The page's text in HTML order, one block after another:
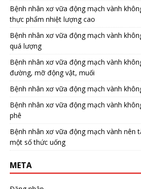
Bệnh nhân xơ vữa động mạch vành
thực phẩm nhiệt lượng cao
Bệnh nhân xơ vữa động mạch vành
quá lượng
Bệnh nhân xơ vữa động mạch vành
đường, mỡ động vật, muối
Bệnh nhân xơ vữa động mạch vành
Bệnh nhân xơ vữa động mạch vành
phê
Bệnh nhân xơ vữa động mạch vành nên
một số thức uống
META